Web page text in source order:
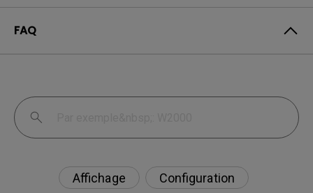
FAQ
Affichage
Configuration